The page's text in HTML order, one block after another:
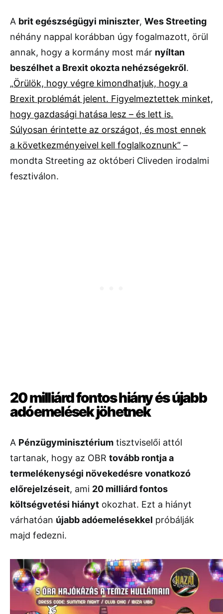
A brit egészségügyi miniszter, Wes Streeting
néhány nappal korábban úgy fogalmazott, örül
annak, hogy a kormány most már nyíltan
beszélhet a Brexit okozta nehézségekről.
„Örülök, hogy végre kimondhatjuk, hogy a
Brexit problémát jelent. Figyelmeztettek minket,
hogy gazdasági hatása lesz – és lett is.
Súlyosan érintette az országot, és most ennek
a következményeivel kell foglalkoznunk” –
mondta Streeting az októberi Cliveden irodalmi
fesztiválon.
20 milliárd fontos hiány és újabb
adóemelések jöhetnek
A Pénzügyminisztérium tisztviselői attól
tartanak, hogy az OBR tovább rontja a
termelékenységi növekedésre vonatkozó
előrejelzéseit, ami 20 milliárd fontos
költségvetési hiányt okozhat. Ezt a hiányt
várhatóan újabb adóemelésekkel próbálják
majd fedezni.